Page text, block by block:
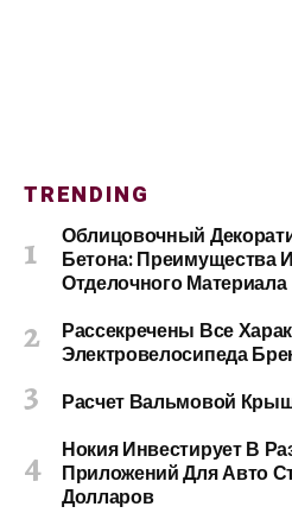
TRENDING
Облицовочный
Бетона: Преимущества
Отделочного Материала
Рассекречены Все
Электровелосипеда
Расчет Вальмовой
Нокия Инвестирует В
Приложений Для Авто
Долларов